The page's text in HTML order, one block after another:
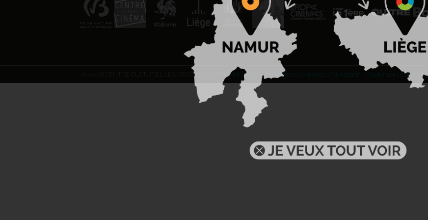
© 2026 CENTRE CULTUREL LES GRIGNOUX ASBL - Kit presse - Conditions générales d'utilisation Règlement concours